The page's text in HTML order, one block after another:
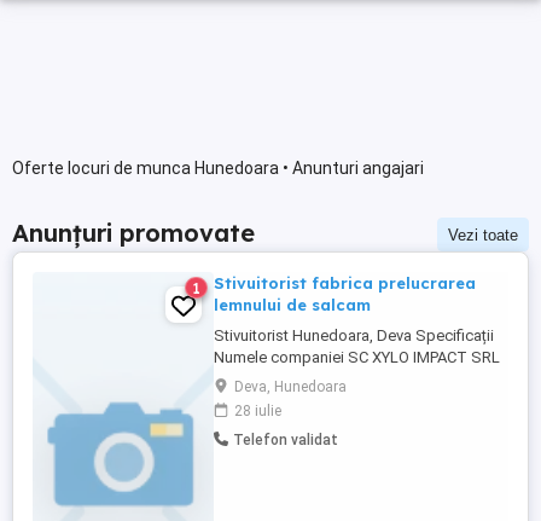
Oferte locuri de munca Hunedoara • Anunturi angajari
Anunțuri promovate Vezi toate
1
Stivuitorist fabrica prelucrarea
lemnului de salcam
Stivuitorist Hunedoara, Deva Specificații
Numele companiei SC XYLO IMPACT SRL
Tip job full time Carnet conducere B
Descriere SC XYLO IMPACT SRL
ANGAJEAZA STIVUITORIST
RESPONSAILITATI: - Incarcarea si
Deva, Hunedoara
28 iulie
Telefon validat